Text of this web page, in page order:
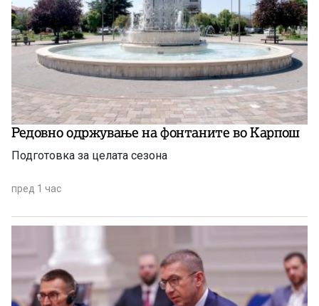
Редовно одржување на фонтаните во Карпош
Подготовка за целата сезона
пред 1 час